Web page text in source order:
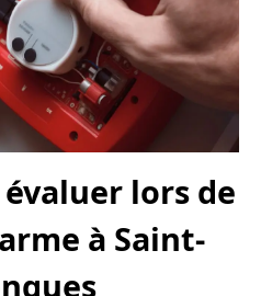
lors de
à Saint-